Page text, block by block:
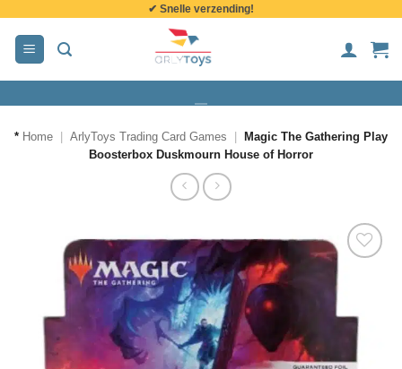
inhoud
✔ Snelle verzending!
* Home ArlyToys Trading Card Games
Magic The Gathering Play
Boosterbox Duskmourn House of Horror